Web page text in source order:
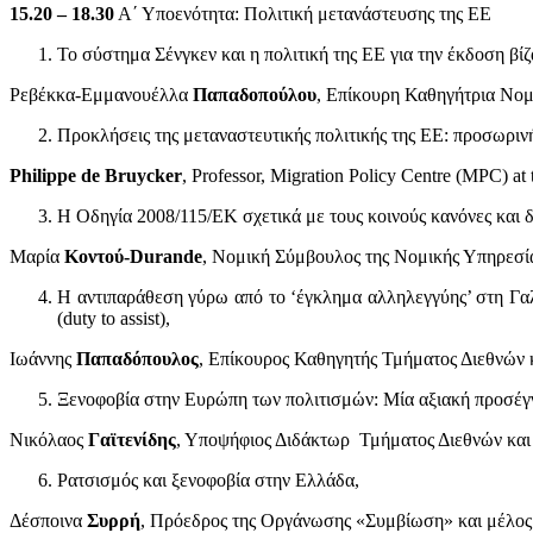
15.20 – 18.30 Α΄ Υποενότητα: Πολιτική μετανάστευσης της ΕΕ
Το σύστημα Σένγκεν και η πολιτική της ΕΕ για την έκδοση
Ρεβέκκα-Εμμανουέλλα Παπαδοπούλου, Επίκουρη Καθηγήτρια
Προκλήσεις της μεταναστευτικής πολιτικής της ΕΕ:
Philippe de Bruycker, Professor, Migration Policy Centre (MPC)
Η Οδηγία 2008/115/ΕΚ σχετικά με τους κοινούς κανόνες
Μαρία Κοντού-Durande, Νομική Σύμβουλος της Νομικής
Η αντιπαράθεση γύρω από το ‘έγκλημα αλληλεγγύης’ στη
(duty to assist),
Ιωάννης Παπαδόπουλος, Επίκουρος Καθηγητής Τμήματος
Ξενοφοβία στην Ευρώπη των πολιτισμών: Μία αξιακή
Νικόλαος Γαϊτενίδης, Υποψήφιος Διδάκτωρ Τμήματος Διεθνών
Ρατσισμός και ξενοφοβία στην Ελλάδα,
Δέσποινα Συρρή, Πρόεδρος της Οργάνωσης «Συμβίωση» και